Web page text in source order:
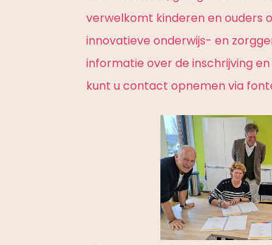
verwelkomt kinderen en ouders
innovatieve onderwijs- en
informatie over de inschrijving
kunt u contact opnemen via